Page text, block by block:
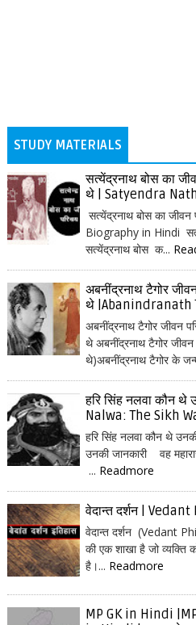
STUDY MATERIALS
सत्येंद्रनाथ बोस का
थे | Satyendra
सत्येंद्रनाथ बोस का
Biography in Hindi
सत्येंद्रनाथ बोस क...
अबनींद्रनाथ टैगोर
थे |Abanindranath
अबनींद्रनाथ टैगोर जीवन
थे अबनींद्रनाथ टैगोर
थे)अबनींद्रनाथ टैगोर के
हरि सिंह नलवा कौन थे
Nalwa: The Sikh
हरि सिंह नलवा कौन थे
उनकी जानकारी वह
... Readmore
वेदान्त दर्शन |
वेदान्त दर्शन (Vedant
की एक शाखा है जो व्यक्ति
है।... Readmore
MP GK in Hindi